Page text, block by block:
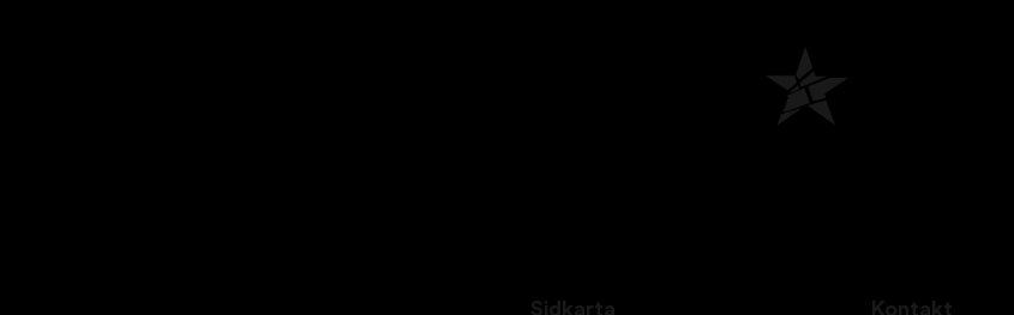
Sidkarta Kontakt